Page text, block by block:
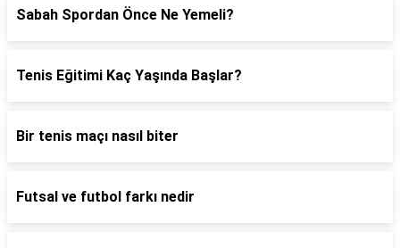
Sabah Spordan Önce Ne Yemeli?
Tenis Eğitimi Kaç Yaşında Başlar?
Bir tenis maçı nasıl biter
Futsal ve futbol farkı nedir